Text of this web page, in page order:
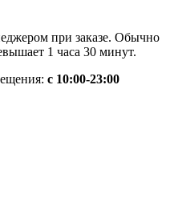
при заказе. Обычно
1 часа 30 минут.
с 10:00-23:00